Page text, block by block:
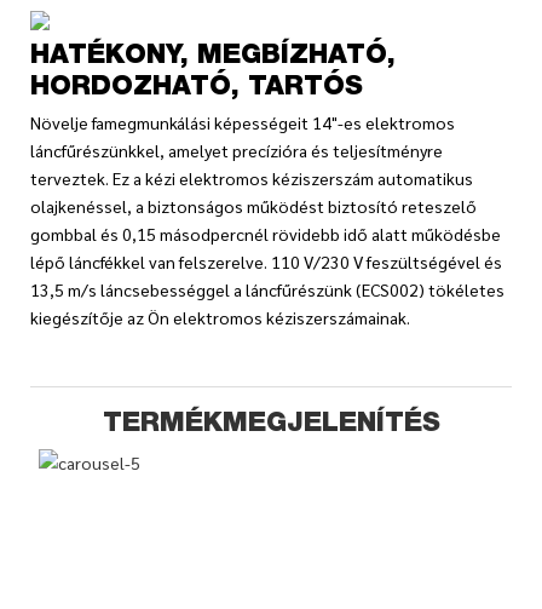
HATÉKONY, MEGBÍZHATÓ,
HORDOZHATÓ, TARTÓS
Növelje famegmunkálási képességeit 14"-es elektromos
láncfűrészünkkel, amelyet precízióra és teljesítményre
terveztek. Ez a kézi elektromos kéziszerszám automatikus
olajkenéssel, a biztonságos működést biztosító reteszelő
gombbal és 0,15 másodpercnél rövidebb idő alatt működésbe
lépő láncfékkel van felszerelve. 110 V/230 V feszültségével és
13,5 m/s láncsebességgel a láncfűrészünk (ECS002) tökéletes
kiegészítője az Ön elektromos kéziszerszámainak.
TERMÉKMEGJELENÍTÉS